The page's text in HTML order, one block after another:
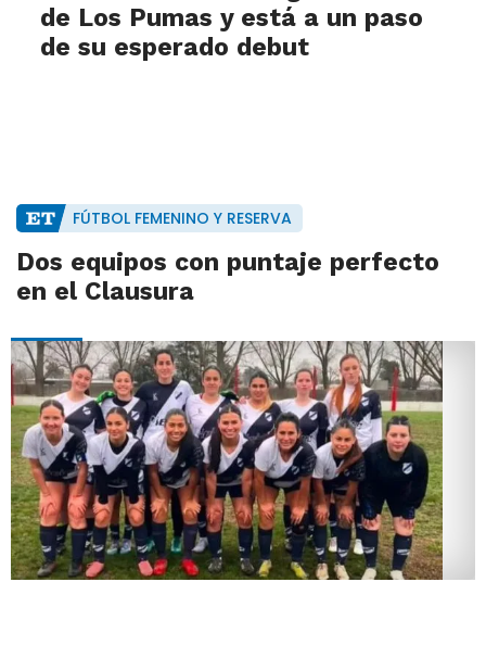
de Los Pumas y está a un paso
de su esperado debut
FÚTBOL FEMENINO Y RESERVA
Dos equipos con puntaje perfecto
en el Clausura